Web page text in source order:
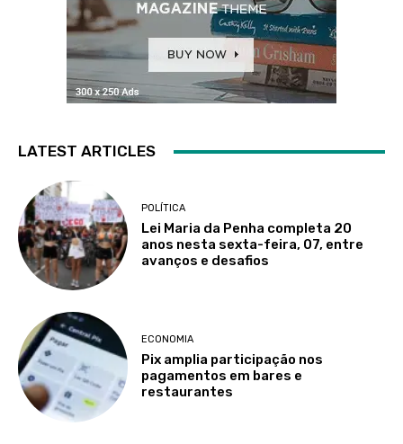
LATEST ARTICLES
POLÍTICA
Lei Maria da Penha completa 20
anos nesta sexta-feira, 07, entre
avanços e desafios
ECONOMIA
Pix amplia participação nos
pagamentos em bares e
restaurantes